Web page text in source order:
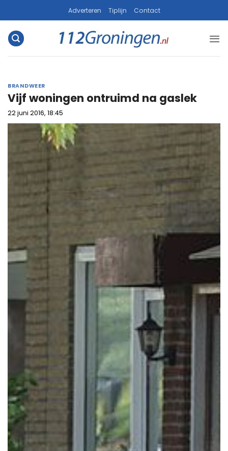
naar
inhoud
Adverteren Tiplijn Contact
BRANDWEER
Vijf woningen ontruimd na gaslek
22 juni 2016, 18:45